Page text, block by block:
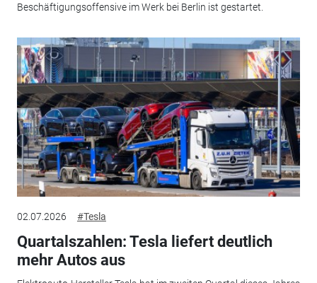
Beschäftigungsoffensive im Werk bei Berlin ist gestartet.
02.07.2026 #Tesla
Quartalszahlen: Tesla liefert deutlich
mehr Autos aus